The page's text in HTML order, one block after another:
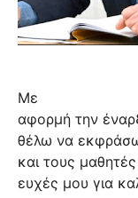
Με
αφορμή την
θέλω να εκφράσω
και τους
ευχές μου για